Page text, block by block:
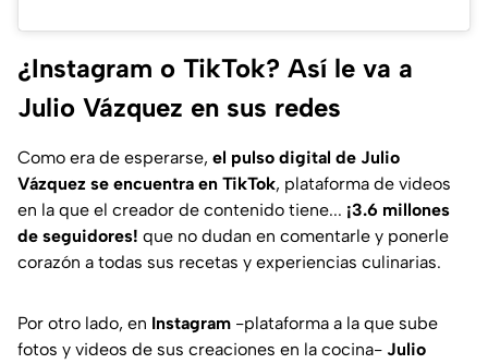
¿Instagram o TikTok? Así le va a
Julio Vázquez en sus redes
Como era de esperarse, el pulso digital de Julio
Vázquez se encuentra en TikTok, plataforma de videos
en la que el creador de contenido tiene... ¡3.6 millones
de seguidores! que no dudan en comentarle y ponerle
corazón a todas sus recetas y experiencias culinarias.
Por otro lado, en Instagram -plataforma a la que sube
fotos y videos de sus creaciones en la cocina- Julio